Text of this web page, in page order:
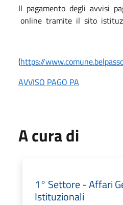
Il pagamento degli avvisi
online tramite il sito
(https://
AVVISO PAGO PA
A cura di
1° Settore - Affari
Istituzionali